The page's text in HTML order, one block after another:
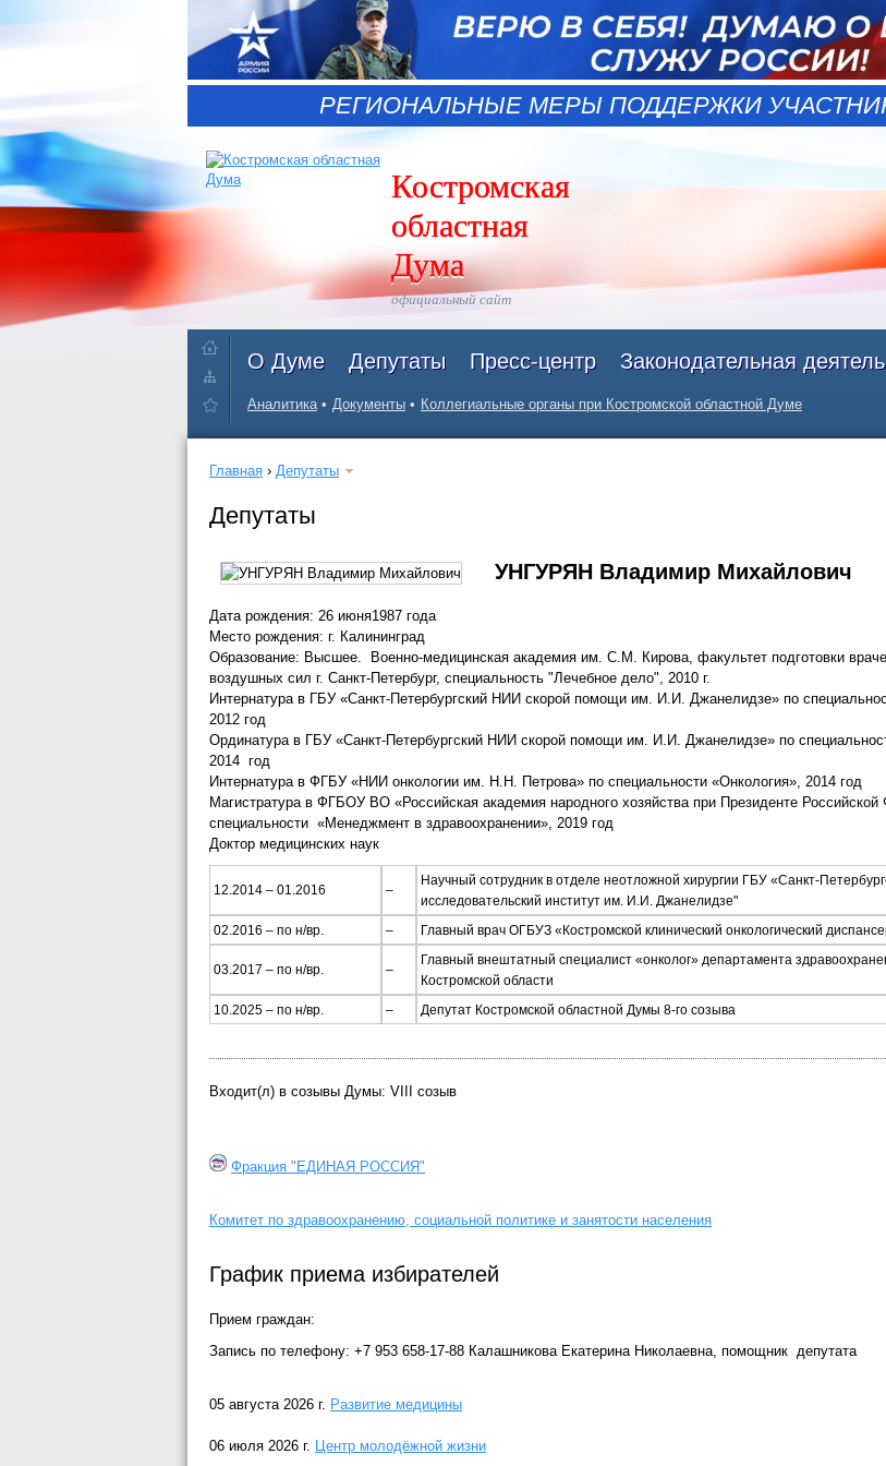
РЕГИОНАЛЬНЫЕ МЕРЫ ПОДДЕРЖКИ
Костромская
областная
Дума
официальный сайт
О Думе Депутаты Пресс-центр Законодательная
Аналитика Документы Коллегиальные органы при Костромской областной Думе
Главная › Депутаты
Депутаты
УНГУРЯН Владимир Михайлович
Дата рождения: 26 июня1987 года
Место рождения: г. Калининград
Образование: Высшее. Военно-медицинская академия им. С.М. Кирова, факультет подготовки
воздушных сил г. Санкт-Петербург, специальность "Лечебное дело", 2010 г.
Интернатура в ГБУ «Санкт-Петербургский НИИ скорой помощи им. И.И. Джанелидзе» по
2012 год
Ординатура в ГБУ «Санкт-Петербургский НИИ скорой помощи им. И.И. Джанелидзе» по
2014 год
Интернатура в ФГБУ «НИИ онкологии им. Н.Н. Петрова» по специальности «Онкология», 2014 год
Магистратура в ФГБОУ ВО «Российская академия народного хозяйства при Президенте Российской
специальности «Менеджмент в здравоохранении», 2019 год
Доктор медицинских наук
12.2014 – 01.2016 –
Научный сотрудник в отделе неотложной хирургии ГБУ «Санкт-
исследовательский институт им. И.И. Джанелидзе"
02.2016 – по н/вр. – Главный врач ОГБУЗ «Костромской клинический онкологический
03.2017 – по н/вр. –
Главный внештатный специалист «онколог» департамента
Костромской области
10.2025 – по н/вр. – Депутат Костромской областной Думы 8-го созыва
Входит(л) в созывы Думы: VIII созыв
Фракция "ЕДИНАЯ РОССИЯ"
Комитет по здравоохранению, социальной политике и занятости населения
График приема избирателей
Прием граждан:
Запись по телефону: +7 953 658-17-88 Калашникова Екатерина Николаевна, помощник депутата
05 августа 2026 г. Развитие медицины
06 июля 2026 г. Центр молодёжной жизни